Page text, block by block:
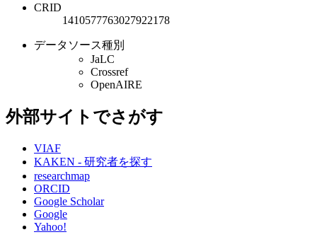
CRID
1410577763027922178
データソース種別
JaLC
Crossref
OpenAIRE
外部サイトでさがす
VIAF
KAKEN - 研究者を探す
researchmap
ORCID
Google Scholar
Google
Yahoo!